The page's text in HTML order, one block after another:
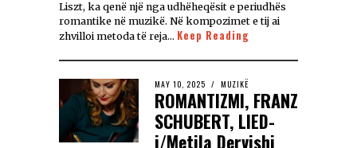
Liszt, ka qenë një nga udhëheqësit e periudhës
romantike në muzikë. Në kompozimet e tij ai
zhvilloi metoda të reja… Keep Reading
MAY 10, 2025 MUZIKË
ROMANTIZMI, FRANZ
SCHUBERT, LIED-
i/Metila Dervishi